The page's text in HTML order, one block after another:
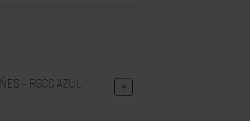
– RGCC AZUL